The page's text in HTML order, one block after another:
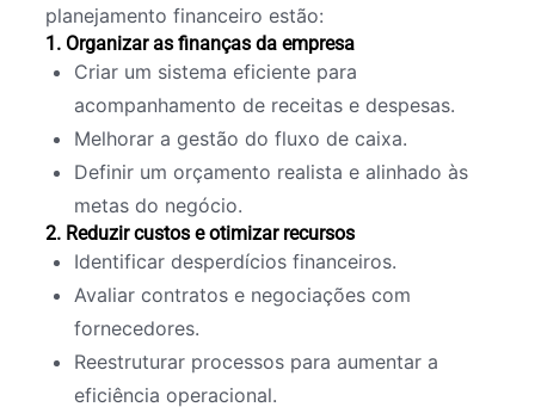
planejamento financeiro estão:
1. Organizar as finanças da empresa
Criar um sistema eficiente para
acompanhamento de receitas e despesas.
Melhorar a gestão do fluxo de caixa.
Definir um orçamento realista e alinhado às
metas do negócio.
2. Reduzir custos e otimizar recursos
Identificar desperdícios financeiros.
Avaliar contratos e negociações com
fornecedores.
Reestruturar processos para aumentar a
eficiência operacional.